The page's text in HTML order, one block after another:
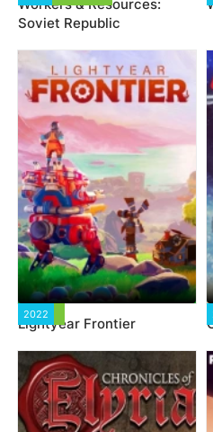
Workers & Resources:
Soviet Republic
2022
Lightyear Frontier